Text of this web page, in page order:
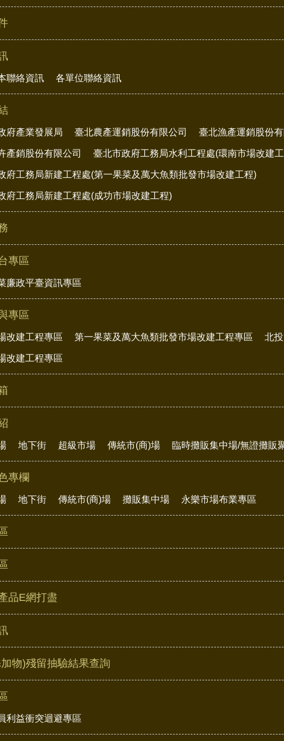
聯絡資訊 各單位聯絡資訊
府產業發展局 臺北農產運銷股份有限公司 臺北漁產運銷股份有
產銷股份有限公司 臺北市政府工務局水利工程處(環南市場改建
府工務局新建工程處(第一果菜及萬大魚類批發市場改建工程)
府工務局新建工程處(成功市場改建工程)
專區
廉政平臺資訊專區
專區
改建工程專區 第一果菜及萬大魚類批發市場改建工程專區 北
改建工程專區
地下街 超級市場 傳統市(商)場 臨時攤販集中場/無證攤販
專欄
地下街 傳統市(商)場 攤販集中場 永樂市場布業專區
品E網打盡
物)殘留抽驗結果查詢
利益衝突迴避專區